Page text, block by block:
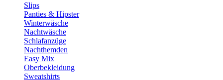
Slips
Panties & Hipster
Winterwäsche
Nachtwäsche
Schlafanzüge
Nachthemden
Easy Mix
Oberbekleidung
Sweatshirts